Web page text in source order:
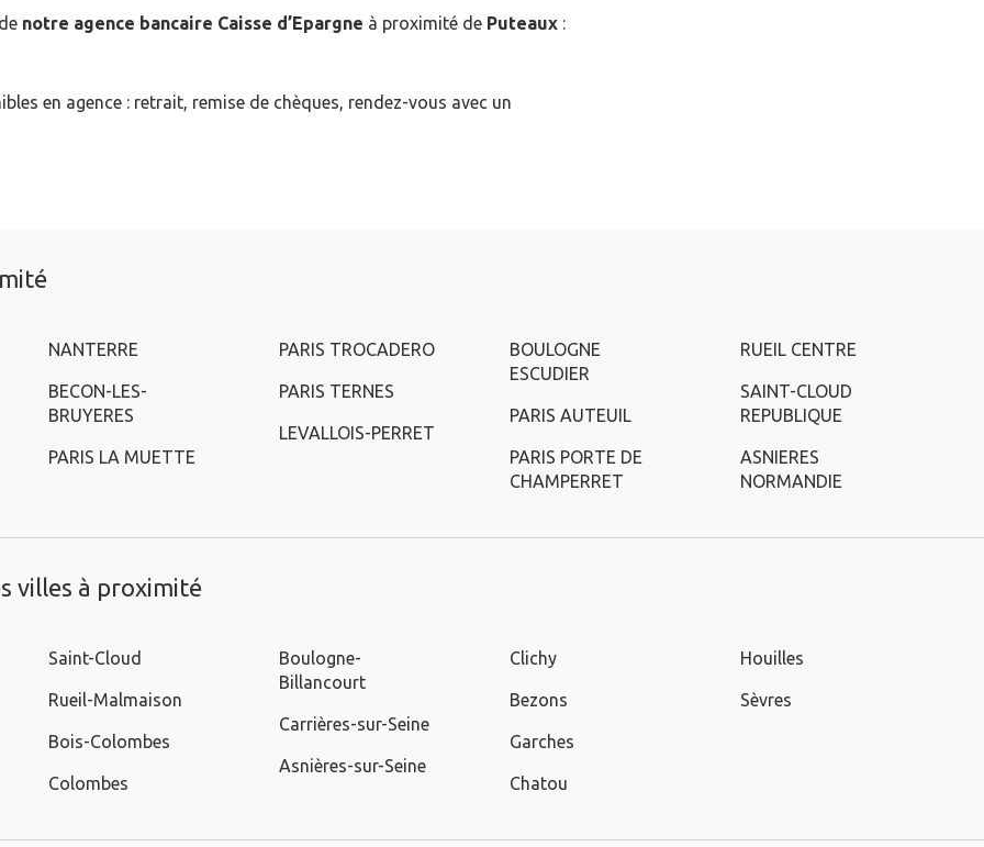
notre agence bancaire Caisse d’Epargne à proximité de Puteaux :
en agence : retrait, remise de chèques, rendez-vous avec un
NANTERRE
BECON-LES-
BRUYERES
PARIS LA MUETTE
PARIS TROCADERO
PARIS TERNES
LEVALLOIS-PERRET
BOULOGNE
ESCUDIER
PARIS AUTEUIL
PARIS PORTE DE
CHAMPERRET
RUEIL CENTRE
SAINT-CLOUD
REPUBLIQUE
ASNIERES
NORMANDIE
villes à proximité
Saint-Cloud
Rueil-Malmaison
Bois-Colombes
Colombes
Boulogne-
Billancourt
Carrières-sur-Seine
Asnières-sur-Seine
Clichy
Bezons
Garches
Chatou
Houilles
Sèvres